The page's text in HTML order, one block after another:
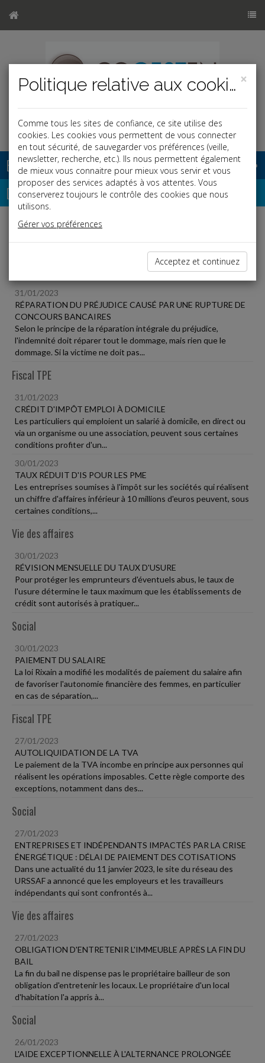
Base documentaire
Dépêches
Liste des dernières dépêches
31/01/2023
RÉPARATION DU PRÉJUDICE CAUSÉ PAR UNE RUPTURE DE
CONCOURS BANCAIRES
Selon le principe de la réparation intégrale du préjudice,
l'indemnité doit réparer tout le dommage, mais rien que le
dommage. Si la victime ne doit pas...
Fiscal TPE
31/01/2023
CRÉDIT D'IMPÔT EMPLOI À DOMICILE
Les particuliers qui emploient un salarié à domicile, en direct ou
via un organisme ou une association, peuvent sous certaines
conditions profiter d'un...
30/01/2023
TAUX RÉDUIT D'IS POUR LES PME
Les entreprises soumises à l'impôt sur les sociétés qui réalisent
un chiffre d'affaires inférieur à 10 millions d'euros peuvent, sous
certaines conditions,...
Vie des affaires
30/01/2023
RÉVISION MENSUELLE DU TAUX D'USURE
Pour protéger les emprunteurs d'éventuels abus, le taux de
l'usure détermine le taux maximum que les établissements de
crédit sont autorisés à pratiquer...
Social
30/01/2023
PAIEMENT DU SALAIRE
La loi Rixain a modifié les modalités de paiement du salaire afin
de favoriser l'autonomie financière des femmes, en particulier
en cas de séparation,...
Fiscal TPE
27/01/2023
AUTOLIQUIDATION DE LA TVA
Le paiement de la TVA incombe en principe aux personnes qui
réalisent les opérations imposables. Cette règle comporte des
exceptions, notamment dans des...
Social
27/01/2023
ENTREPRISES ET INDÉPENDANTS IMPACTÉS PAR LA CRISE
ÉNERGÉTIQUE : DÉLAI DE PAIEMENT DES COTISATIONS
Dans une actualité du 11 janvier 2023, le site du réseau des
URSSAF a annoncé que les employeurs et les travailleurs
indépendants qui sont confrontés à...
Vie des affaires
27/01/2023
OBLIGATION D'ENTRETENIR L'IMMEUBLE APRÈS LA FIN DU
BAIL
La fin du bail ne dispense pas le propriétaire bailleur de son
obligation d'entretenir les locaux. Le propriétaire d'un local
d'habitation l'a appris à...
Social
26/01/2023
L'AIDE EXCEPTIONNELLE À L'ALTERNANCE PROLONGÉE
×
Politique relative aux cookies
Comme tous les sites de confiance, ce site utilise des
cookies. Les cookies vous permettent de vous connecter
en tout sécurité, de sauvegarder vos préférences (veille,
newsletter, recherche, etc.). Ils nous permettent également
de mieux vous connaitre pour mieux vous servir et vous
proposer des services adaptés à vos attentes. Vous
conserverez toujours le contrôle des cookies que nous
utilisons.
Gérer vos préférences
Acceptez et continuez